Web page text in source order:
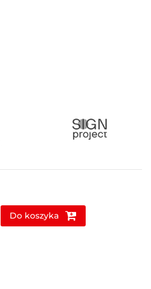
Do koszyka